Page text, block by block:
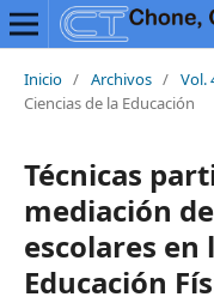
Inicio / Archivos / Vol.
Ciencias de la Educación
Técnicas
mediación
escolares en
Educación